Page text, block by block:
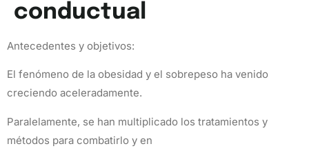
conductual
Antecedentes y objetivos:
El fenómeno de la obesidad y el sobrepeso ha venido
creciendo aceleradamente.
Paralelamente, se han multiplicado los tratamientos y
métodos para combatirlo y en